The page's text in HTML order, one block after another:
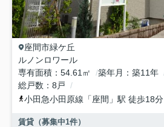
座間市緑ケ丘
ルノンロワール
専有面積
54.61㎡ 築年月 築11年
総戸数
8戸
小田急小田原線 「座間 」駅 徒歩18分
賃貸（募集中1件）